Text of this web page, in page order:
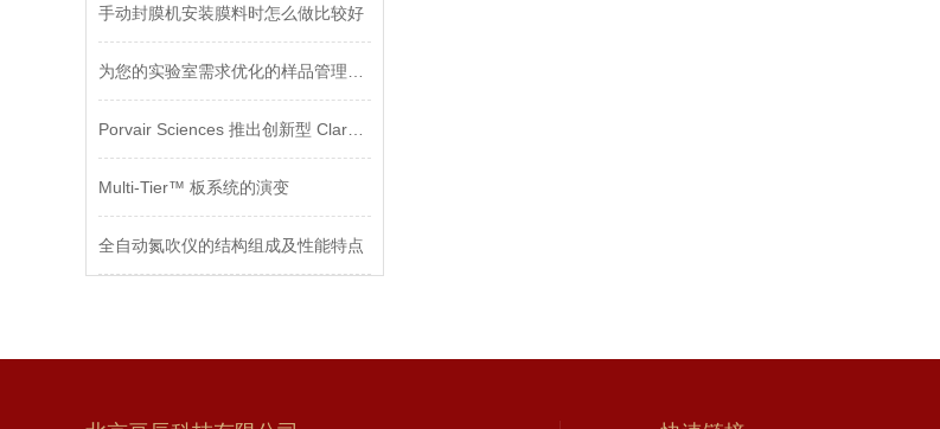
手动封膜机安装膜料时怎么做比较好
Multi-Tier™ 板系统的演变
全自动氮吹仪的结构组成及性能特点